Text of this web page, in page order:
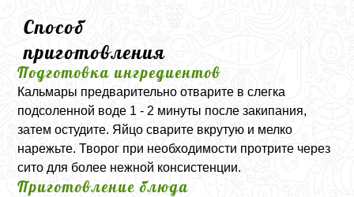
Способ
приготовления
Подготовка ингредиентов
Кальмары предварительно отварите в слегка
подсоленной воде 1 - 2 минуты после закипания,
затем остудите. Яйцо сварите вкрутую и мелко
нарежьте. Творог при необходимости протрите через
сито для более нежной консистенции.
Приготовление блюда